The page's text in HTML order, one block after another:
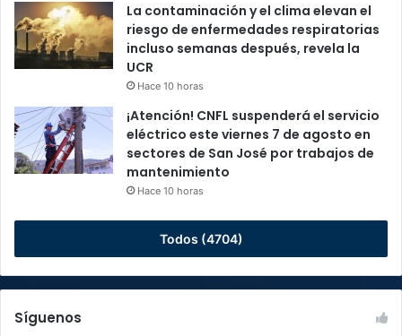
La contaminación y el clima elevan el
riesgo de enfermedades respiratorias
incluso semanas después, revela la
UCR
Hace 10 horas
¡Atención! CNFL suspenderá el servicio
eléctrico este viernes 7 de agosto en
sectores de San José por trabajos de
mantenimiento
Hace 10 horas
Todos (4704)
Síguenos